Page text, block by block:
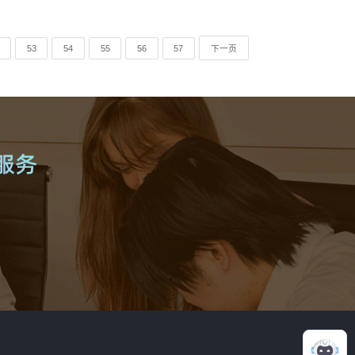
53 54 55 56 57 下一页